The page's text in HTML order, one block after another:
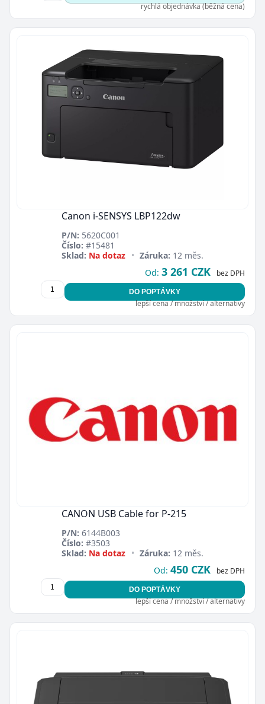
rychlá objednávka (běžná cena)
Canon i-SENSYS LBP122dw
P/N: 5620C001
Číslo: #15481
Sklad: Na dotaz • Záruka: 12 měs.
Od: 3 261 CZK bez DPH
DO POPTÁVKY
lepší cena / množství / alternativy
CANON USB Cable for P-215
P/N: 6144B003
Číslo: #3503
Sklad: Na dotaz • Záruka: 12 měs.
Od: 450 CZK bez DPH
DO POPTÁVKY
lepší cena / množství / alternativy